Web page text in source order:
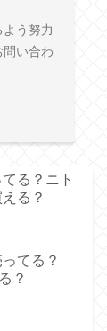
う努力
問い合わ
る？ニト
る？
てる？
？